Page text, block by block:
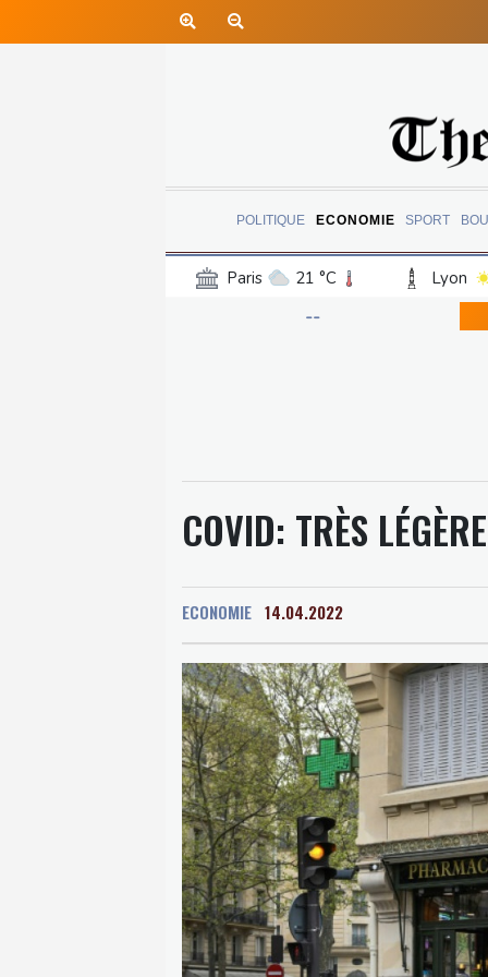
POLITIQUE ECONOMIE SPORT
Paris 21 °C Lyon
Luxembourg
--
COVID: TRÈS
ECONOMIE 14.04.2022